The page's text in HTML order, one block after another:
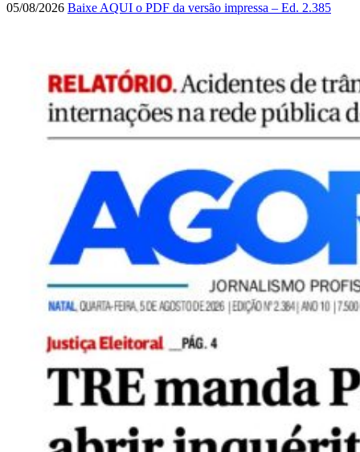
05/08/2026 Baixe AQUI o PDF da versão impressa – Ed. 2.385